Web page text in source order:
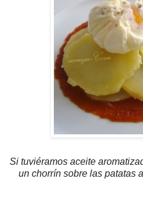
Si tuviéramos aceite
un chorrín sobre las patatas